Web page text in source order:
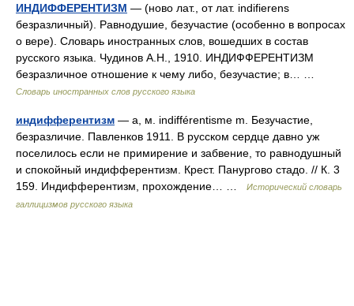
ИНДИФФЕРЕНТИЗМ — (ново лат., от лат. indifierens
безразличный). Равнодушие, безучастие (особенно в вопросах
о вере). Словарь иностранных слов, вошедших в состав
русского языка. Чудинов А.Н., 1910. ИНДИФФЕРЕНТИЗМ
безразличное отношение к чему либо, безучастие; в… …
Словарь иностранных слов русского языка
индифферентизм — а, м. indifférentisme m. Безучастие,
безразличие. Павленков 1911. В русском сердце давно уж
поселилось если не примирение и забвение, то равнодушный
и спокойный индифферентизм. Крест. Панургово стадо. // К. 3
159. Индифферентизм, прохождение… …
Исторический словарь
галлицизмов русского языка